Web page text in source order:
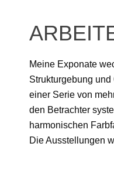
Meine Exponate
Strukturgebung
einer Serie von
den Betrachter
harmonischen
Die Ausstellungen